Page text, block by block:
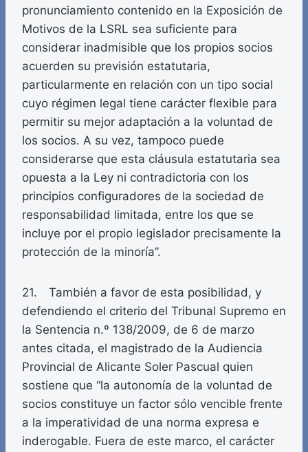
pronunciamiento contenido en la Exposición de
Motivos de la LSRL sea suficiente para
considerar inadmisible que los propios socios
acuerden su previsión estatutaria,
particularmente en relación con un tipo social
cuyo régimen legal tiene carácter flexible para
permitir su mejor adaptación a la voluntad de
los socios. A su vez, tampoco puede
considerarse que esta cláusula estatutaria sea
opuesta a la Ley ni contradictoria con los
principios configuradores de la sociedad de
responsabilidad limitada, entre los que se
incluye por el propio legislador precisamente la
protección de la minoría”.
21. También a favor de esta posibilidad, y
defendiendo el criterio del Tribunal Supremo en
la Sentencia n.º 138/2009, de 6 de marzo
antes citada, el magistrado de la Audiencia
Provincial de Alicante Soler Pascual quien
sostiene que “la autonomía de la voluntad de
socios constituye un factor sólo vencible frente
a la imperatividad de una norma expresa e
inderogable. Fuera de este marco, el carácter